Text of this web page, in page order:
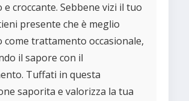
croccante. Sebbene vizi il tuo
presente che è meglio
come trattamento occasionale,
il sapore con il
Tuffati in questa
saporita e valorizza la tua